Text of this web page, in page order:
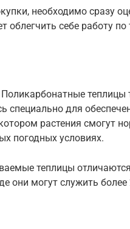
необходимо сразу
облегчить себе работу
теплицы
специально для
растения смогут
погодных условиях.
теплицы
они могут служить более